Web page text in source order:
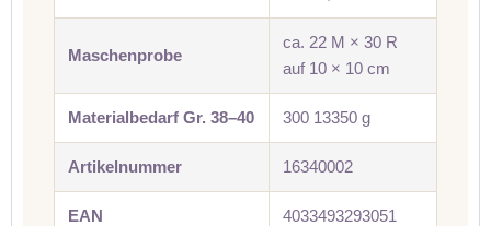
Maschenprobe
ca. 22 M × 30 R
auf 10 × 10 cm
Materialbedarf Gr. 38–40 300 13350 g
Artikelnummer 16340002
EAN 4033493293051